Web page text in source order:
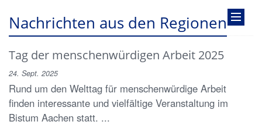
Nachrichten aus den Regionen
Tag der menschenwürdigen Arbeit 2025
24. Sept. 2025
Rund um den Welttag für menschenwürdige Arbeit
finden interessante und vielfältige Veranstaltung im
Bistum Aachen statt. ...